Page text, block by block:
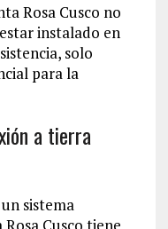
Rosa Cusco no
instalado en
solo
para la
a tierra
sistema
Cusco tiene